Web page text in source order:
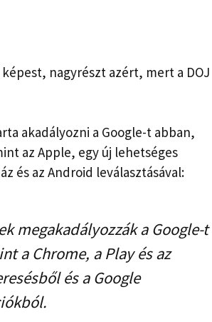
nagyrészt azért, mert a DOJ
akadályozni a Google-t abban,
az Apple, egy új lehetséges
és az Android leválasztásával:
megakadályozzák a Google-t
a Chrome, a Play és az
és a Google